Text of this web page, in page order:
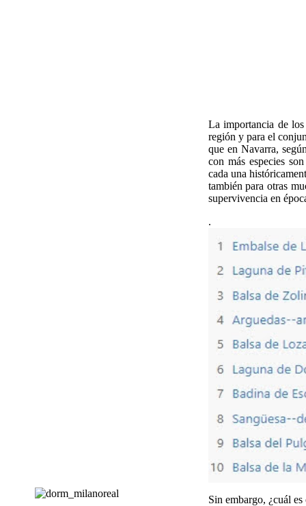
La importancia de
región y para el
que en Navarra,
con más especies
cada una
también para otras
supervivencia en
.
Sin embargo, ¿cuál es